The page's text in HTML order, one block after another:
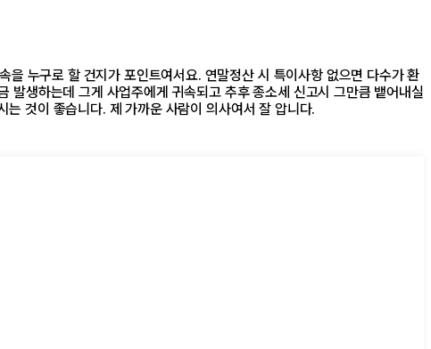
누구로 할 건지가 포인트여서요. 연말정산 시 특이사항 없으면 다수가 환
생하는데 그게 사업주에게 귀속되고 추후 종소세 신고시 그만큼 뱉어내실
것이 좋습니다. 제 가까운 사람이 의사여서 잘 압니다.